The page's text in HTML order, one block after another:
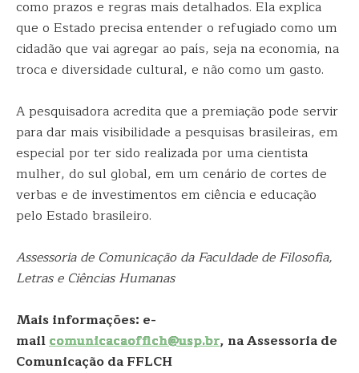
como prazos e regras mais detalhados. Ela explica
que o Estado precisa entender o refugiado como um
cidadão que vai agregar ao país, seja na economia, na
troca e diversidade cultural, e não como um gasto.
A pesquisadora acredita que a premiação pode servir
para dar mais visibilidade a pesquisas brasileiras, em
especial por ter sido realizada por uma cientista
mulher, do sul global, em um cenário de cortes de
verbas e de investimentos em ciência e educação
pelo Estado brasileiro.
Assessoria de Comunicação da Faculdade de Filosofia,
Letras e Ciências Humanas
Mais informações: e-
mailcomunicacaofflch@usp.br, na Assessoria de
Comunicação da FFLCH